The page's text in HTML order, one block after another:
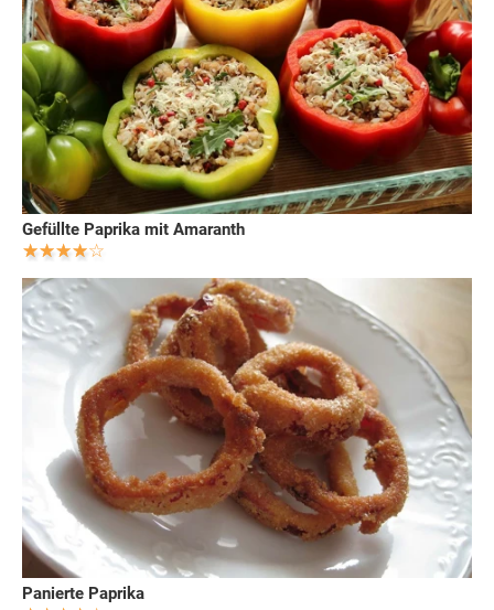
Gefüllte Paprika mit Amaranth
Panierte Paprika